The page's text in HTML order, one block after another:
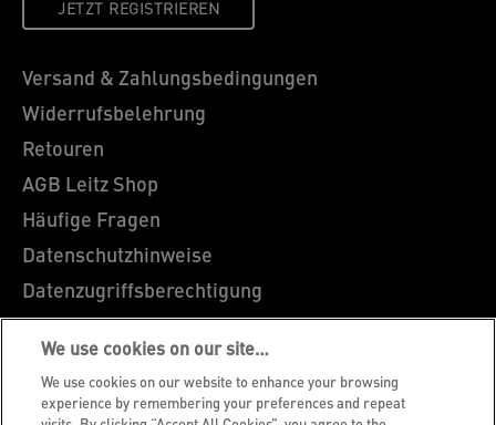
JETZT REGISTRIEREN
Versand & Zahlungsbedingungen
Widerrufsbelehrung
Retouren
AGB Leitz Shop
Häufige Fragen
Datenschutzhinweise
Datenzugriffsberechtigung
Impressum
We use cookies on our site…
We use cookies on our website to enhance your browsing
experience by remembering your preferences and repeat